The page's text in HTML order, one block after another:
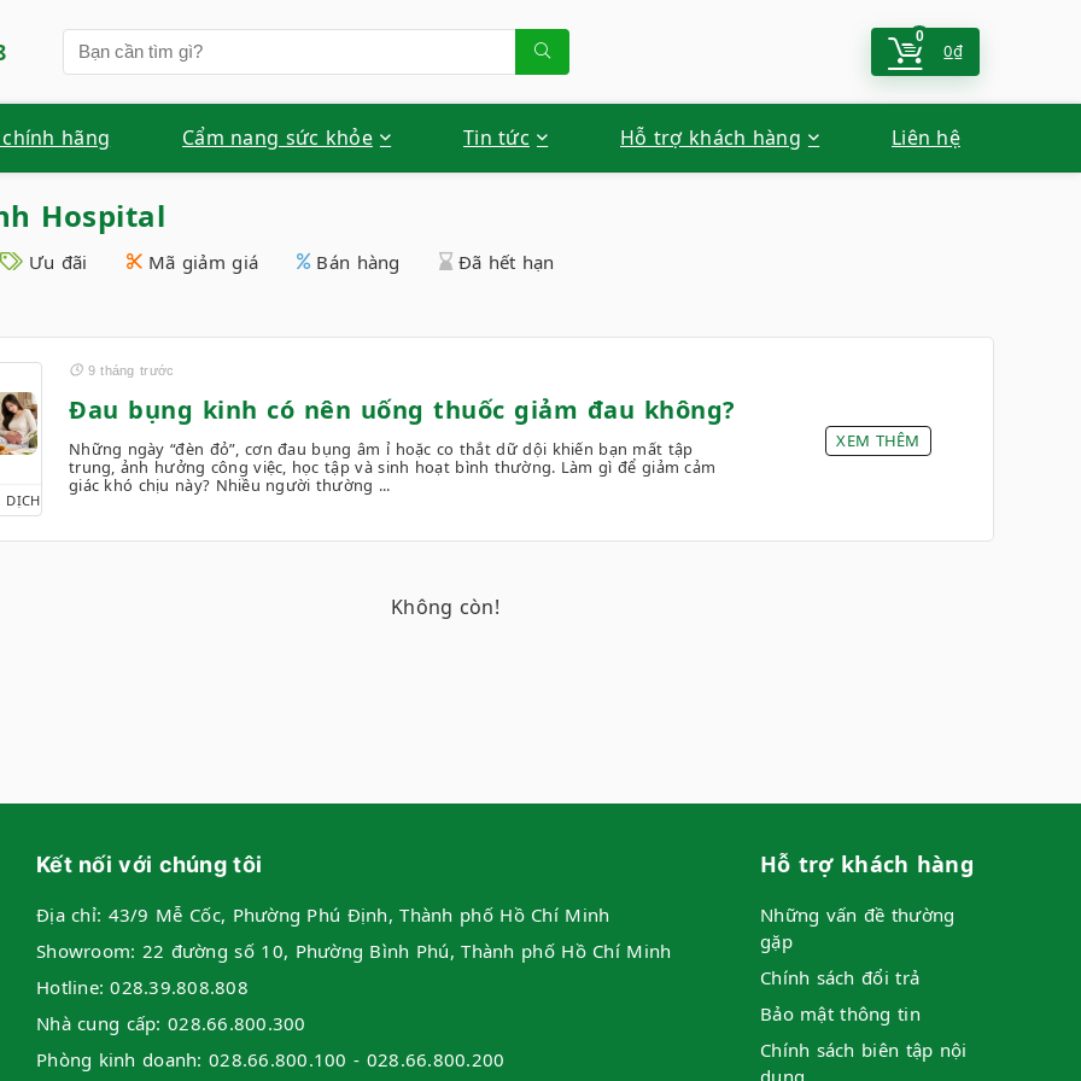
0
0₫
hãng Cẩm nang sức khỏe Tin tức Hỗ trợ khách hàng Liên hệ
Hospital
Ưu đãi Mã giảm giá Bán hàng Đã hết hạn
DỊCH
9 tháng trước
Đau bụng kinh có nên uống thuốc giảm đau không?
Những ngày “đèn đỏ”, cơn đau bụng âm ỉ hoặc co thắt dữ dội khiến bạn mất tập
trung, ảnh hưởng công việc, học tập và sinh hoạt bình thường. Làm gì để giảm cảm
giác khó chịu này? Nhiều người thường ...
XEM THÊM
Không còn!
Kết nối với chúng tôi
Địa chỉ: 43/9 Mễ Cốc, Phường Phú Định, Thành phố Hồ Chí Minh
Showroom: 22 đường số 10, Phường Bình Phú, Thành phố Hồ Chí Minh
Hotline: 028.39.808.808
Nhà cung cấp: 028.66.800.300
Phòng kinh doanh: 028.66.800.100 - 028.66.800.200
Hỗ trợ khách hàng
Những vấn đề thường
gặp
Chính sách đổi trả
Bảo mật thông tin
Chính sách biên tập nội